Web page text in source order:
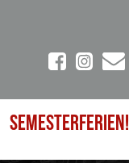
SEMESTERFERIEN!